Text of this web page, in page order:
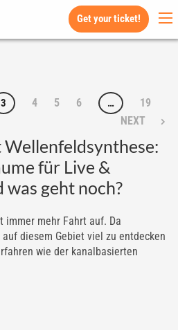
Get your ticket!
3 4 5 6 …
19
NEXT
für Live &
geht noch?
immer mehr Fahrt auf. Da
diesem Gebiet viel zu entdecken
wie der kanalbasierten